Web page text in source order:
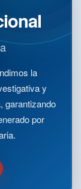
la
y
garantizando
por